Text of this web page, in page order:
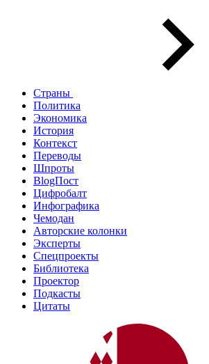
Страны
Политика
Экономика
История
Контекст
Переводы
Шпроты
BlogПост
Цифробалт
Инфографика
Чемодан
Авторские колонки
Эксперты
Спецпроекты
Библиотека
Проектор
Подкасты
Цитаты